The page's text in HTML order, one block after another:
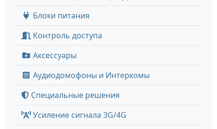
Блоки питания
Контроль доступа
Аксессуары
Аудиодомофоны и Интеркомы
Специальные решения
Усиление сигнала 3G/4G